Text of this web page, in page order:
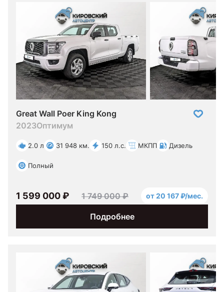
Great Wall Poer King Kong
2023Оптимум
2.0 л 31 948 км. 150 л.с. МКПП Дизель
Полный
Подробнее
1 599 000 ₽ 1 749 000 ₽ от 20 167 ₽/мес.